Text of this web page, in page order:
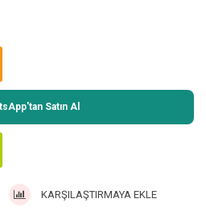
Satın Al
KARŞILAŞTIRMAYA EKLE